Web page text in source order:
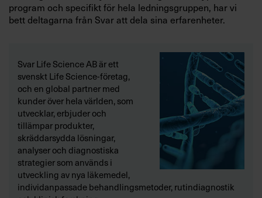
program och specifikt för hela ledningsgruppen, har vi
bett deltagarna från Svar att dela sina erfarenheter.
Svar Life Science AB är ett
svenskt Life Science-företag,
och en global partner med
kunder över hela världen, som
utvecklar, erbjuder och
tillämpar produkter,
skräddarsydda lösningar,
analyser och diagnostiska
strategier som används i
utveckling av nya läkemedel,
individanpassade behandlingsmetoder, rutindiagnostik